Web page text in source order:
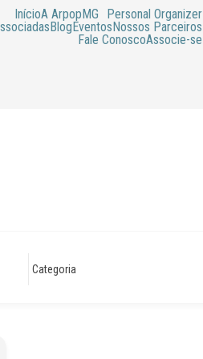
InícioA ArpopMG
Personal Organizer
BlogEventosNossos Parceiros
Fale ConoscoAssocie-se